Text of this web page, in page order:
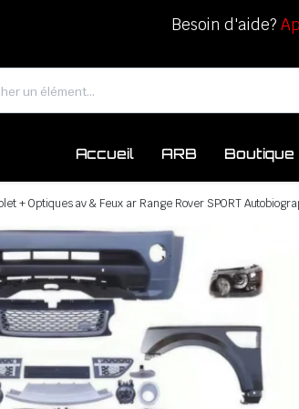
Besoin d'aide?
Accueil ARB Boutique
+ Optiques av & Feux ar Range Rover SPORT